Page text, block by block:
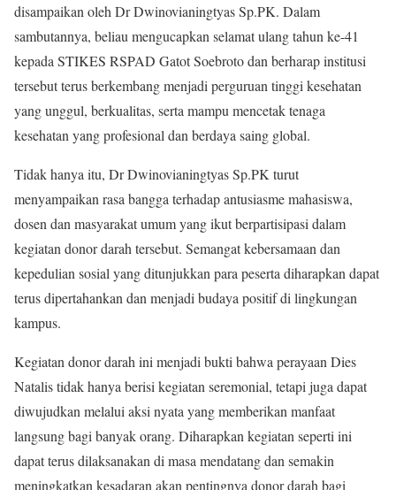
disampaikan oleh Dr Dwinovianingtyas Sp.PK. Dalam
sambutannya, beliau mengucapkan selamat ulang tahun ke-41
kepada STIKES RSPAD Gatot Soebroto dan berharap institusi
tersebut terus berkembang menjadi perguruan tinggi kesehatan
yang unggul, berkualitas, serta mampu mencetak tenaga
kesehatan yang profesional dan berdaya saing global.
Tidak hanya itu, Dr Dwinovianingtyas Sp.PK turut
menyampaikan rasa bangga terhadap antusiasme mahasiswa,
dosen dan masyarakat umum yang ikut berpartisipasi dalam
kegiatan donor darah tersebut. Semangat kebersamaan dan
kepedulian sosial yang ditunjukkan para peserta diharapkan dapat
terus dipertahankan dan menjadi budaya positif di lingkungan
kampus.
Kegiatan donor darah ini menjadi bukti bahwa perayaan Dies
Natalis tidak hanya berisi kegiatan seremonial, tetapi juga dapat
diwujudkan melalui aksi nyata yang memberikan manfaat
langsung bagi banyak orang. Diharapkan kegiatan seperti ini
dapat terus dilaksanakan di masa mendatang dan semakin
meningkatkan kesadaran akan pentingnya donor darah bagi